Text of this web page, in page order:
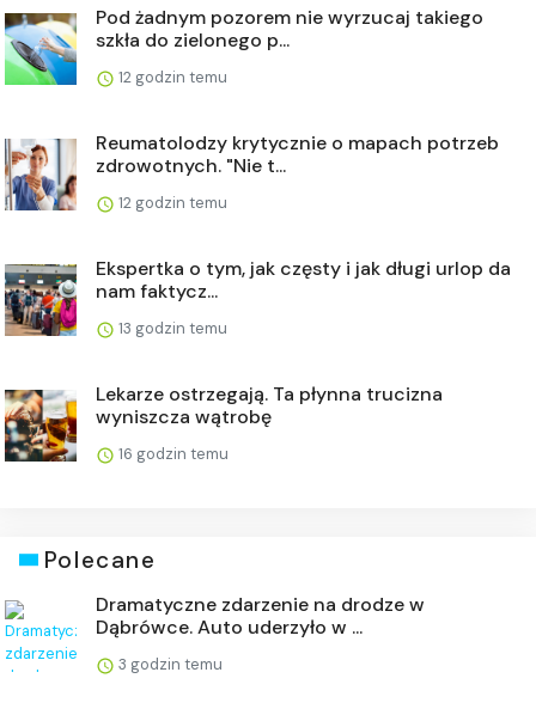
Pod żadnym pozorem nie wyrzucaj takiego
szkła do zielonego p...
12 godzin temu
Reumatolodzy krytycznie o mapach potrzeb
zdrowotnych. "Nie t...
12 godzin temu
Ekspertka o tym, jak częsty i jak długi urlop da
nam faktycz...
13 godzin temu
Lekarze ostrzegają. Ta płynna trucizna
wyniszcza wątrobę
16 godzin temu
Polecane
Dramatyczne zdarzenie na drodze w
Dąbrówce. Auto uderzyło w ...
3 godzin temu